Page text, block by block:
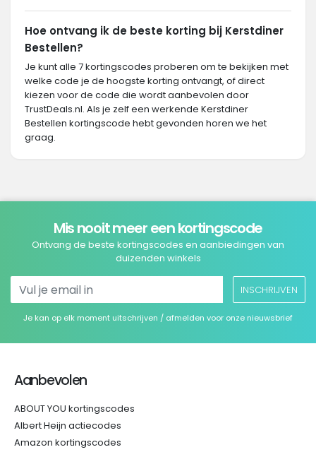
Hoe ontvang ik de beste korting bij Kerstdiner
Bestellen?
Je kunt alle 7 kortingscodes proberen om te bekijken met
welke code je de hoogste korting ontvangt, of direct
kiezen voor de code die wordt aanbevolen door
TrustDeals.nl. Als je zelf een werkende Kerstdiner
Bestellen kortingscode hebt gevonden horen we het
graag.
Mis nooit meer een kortingscode
Ontvang de beste kortingscodes en aanbiedingen van
duizenden winkels
INSCHRIJVEN
Je kan op elk moment uitschrijven / afmelden voor onze nieuwsbrief
Aanbevolen
ABOUT YOU kortingscodes
Albert Heijn actiecodes
Amazon kortingscodes